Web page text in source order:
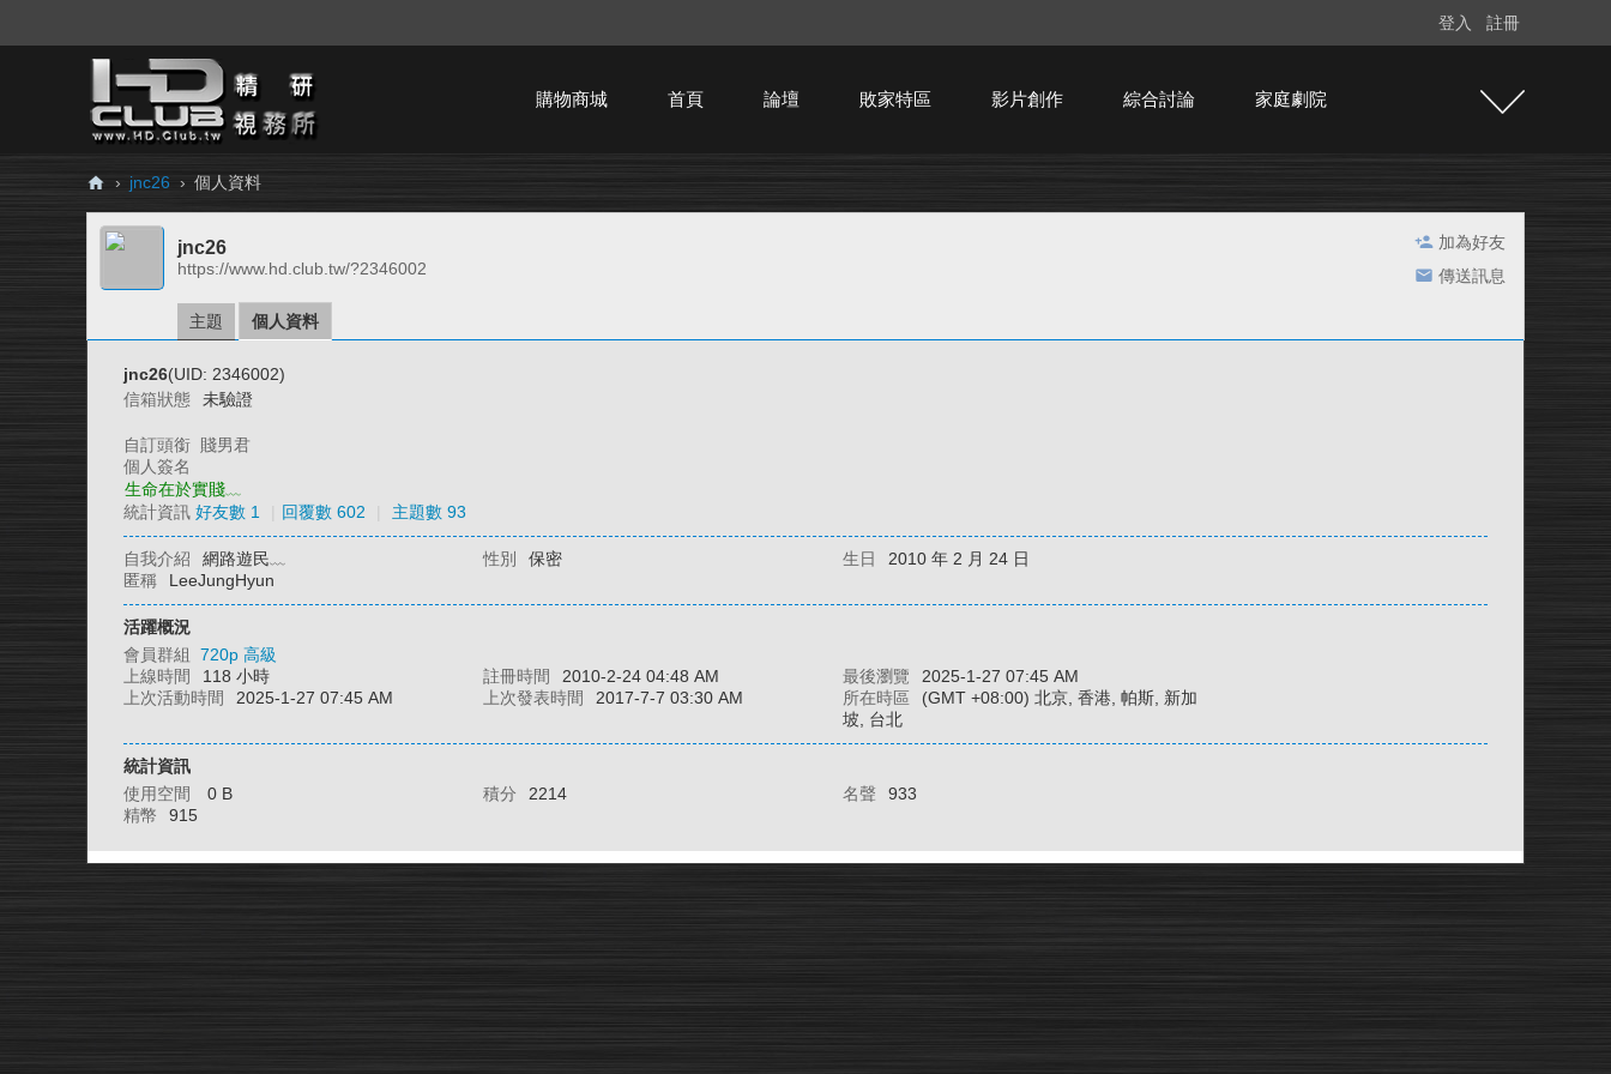
登入 註冊
購物商城 首頁 論壇 敗家特區 影片創作 綜合討論 家庭劇院
H
Cl
› jnc26 › 個人資料
加為好友
傳送訊息
jnc26
https://www.hd.club.tw/?2346002
主題 個人資料
jnc26(UID: 2346002)
信箱狀態
未驗證
自訂頭銜
賤男君
個人簽名
生命在於實賤﹏
統計資訊 好友數 1 回覆數 602 主題數 93
自我介紹 網路遊民﹏ 性別 保密 生日
2010 年 2 月 24 日
匿稱
LeeJungHyun
活躍概況
會員群組 720p 高級
上線時間
118 小時 註冊時間 2010-2-24 04:48 AM 最後瀏覽
2025-1-27 07:45 AM
上次活動時間
2025-1-27 07:45 AM 上次發表時間 2017-7-7 03:30 AM 所在時區
(GMT +08:00) 北京, 香港, 帕斯, 新加
坡, 台北
統計資訊
使用空間
0 B 積分 2214 名聲
933
精幣
915